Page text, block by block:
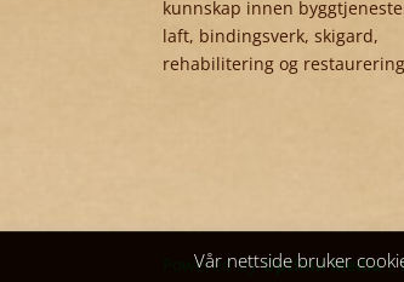
kunnskap innen
laft, bindingsverk, skigard,
rehabilitering og
Powered byOptima Media|
Vår nettside bruker